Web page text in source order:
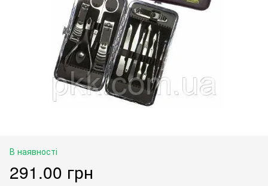
В наявності
291.00 грн